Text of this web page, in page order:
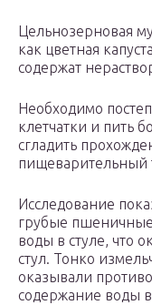
Цельнозерновая
как цветная
содержат
Необходимо
клетчатки и пить
сгладить
пищеварительный
Исследование
грубые
воды в стуле, что
стул. Тонко
оказывали
содержание воды в